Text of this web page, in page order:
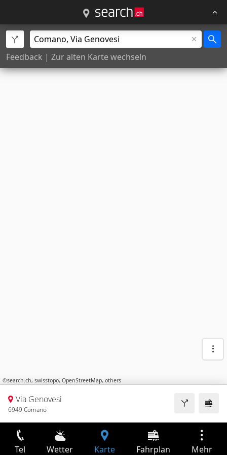
Feedback | Zur alten Karte wechseln
©search.ch, swisstopo, OpenStreetMap, others
Via Genovesi
6949 Comano
Tel Wetter Karte Fahrplan Mehr